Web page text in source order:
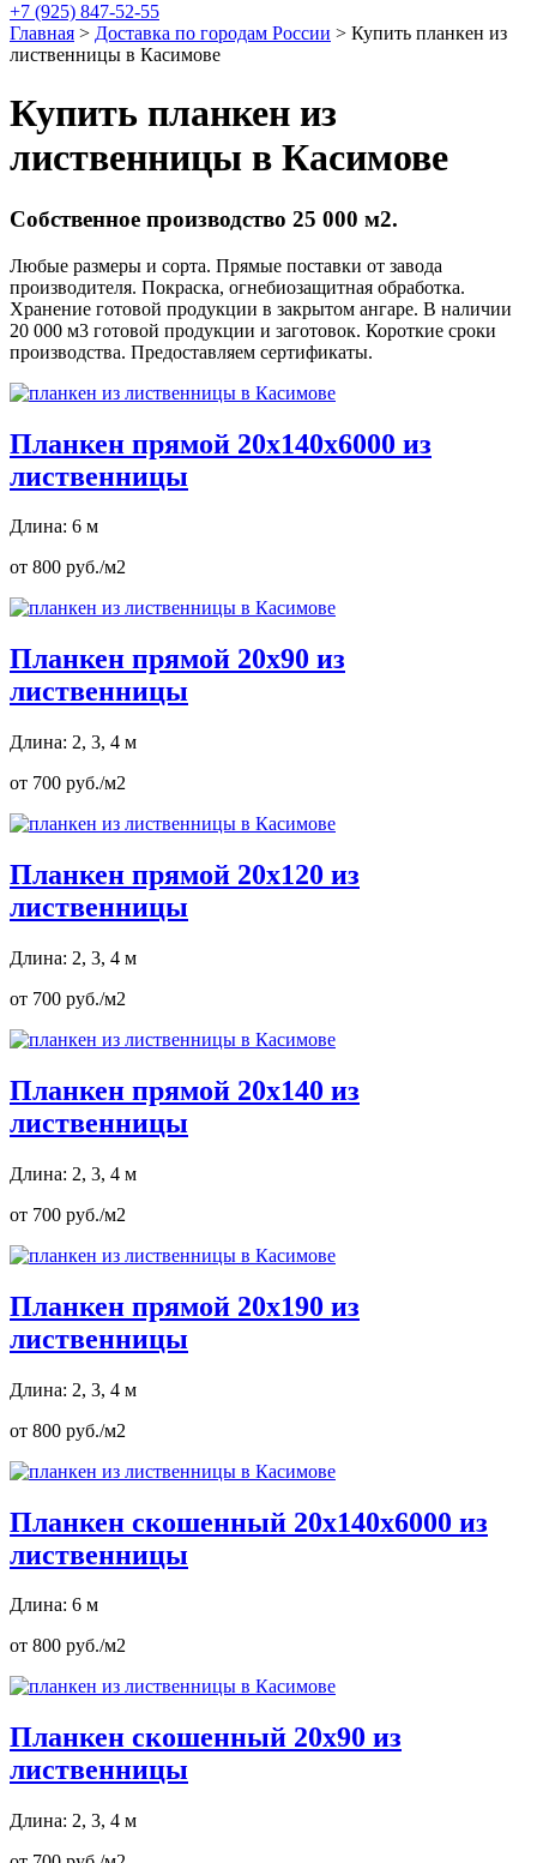
+7 (925) 847-52-55
Главная > Доставка по городам России > Купить планкен из
лиственницы в Касимове
Купить планкен из
лиственницы в Касимове
Собственное производство 25 000 м2.
Любые размеры и сорта. Прямые поставки от завода
производителя. Покраска, огнебиозащитная обработка.
Хранение готовой продукции в закрытом ангаре. В наличии
20 000 м3 готовой продукции и заготовок. Короткие сроки
производства. Предоставляем сертификаты.
Планкен прямой 20х140х6000 из
лиственницы
Длина: 6 м
от 800 руб./м2
Планкен прямой 20х90 из
лиственницы
Длина: 2, 3, 4 м
от 700 руб./м2
Планкен прямой 20х120 из
лиственницы
Длина: 2, 3, 4 м
от 700 руб./м2
Планкен прямой 20х140 из
лиственницы
Длина: 2, 3, 4 м
от 700 руб./м2
Планкен прямой 20х190 из
лиственницы
Длина: 2, 3, 4 м
от 800 руб./м2
Планкен скошенный 20х140х6000 из
лиственницы
Длина: 6 м
от 800 руб./м2
Планкен скошенный 20х90 из
лиственницы
Длина: 2, 3, 4 м